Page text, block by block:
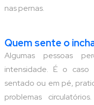
nas pernas.
Quem sente o
Algumas pessoas
intensidade. É o
sentado ou em pé,
problemas